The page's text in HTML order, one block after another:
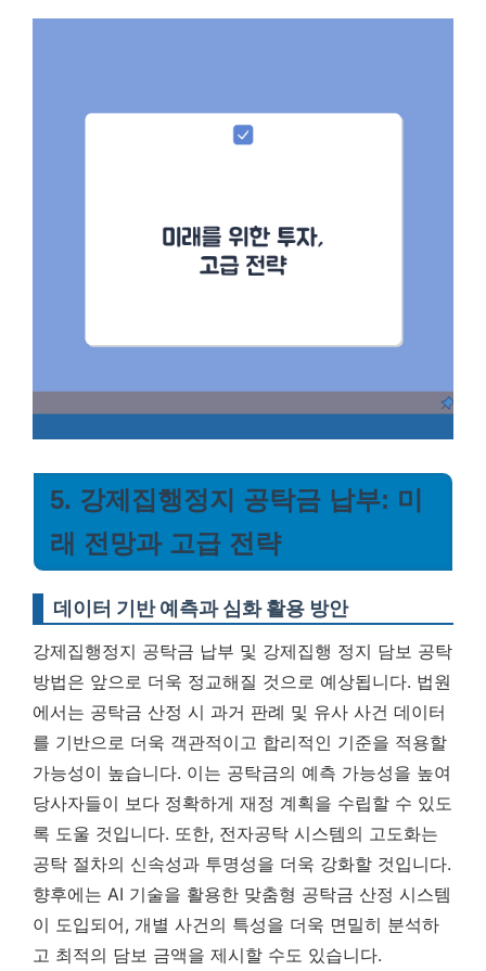
5. 강제집행정지 공탁금 납부: 미
래 전망과 고급 전략
데이터 기반 예측과 심화 활용 방안
강제집행정지 공탁금 납부 및 강제집행 정지 담보 공탁
방법은 앞으로 더욱 정교해질 것으로 예상됩니다. 법원
에서는 공탁금 산정 시 과거 판례 및 유사 사건 데이터
를 기반으로 더욱 객관적이고 합리적인 기준을 적용할
가능성이 높습니다. 이는 공탁금의 예측 가능성을 높여
당사자들이 보다 정확하게 재정 계획을 수립할 수 있도
록 도울 것입니다. 또한, 전자공탁 시스템의 고도화는
공탁 절차의 신속성과 투명성을 더욱 강화할 것입니다.
향후에는 AI 기술을 활용한 맞춤형 공탁금 산정 시스템
이 도입되어, 개별 사건의 특성을 더욱 면밀히 분석하
고 최적의 담보 금액을 제시할 수도 있습니다.